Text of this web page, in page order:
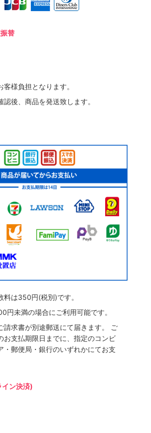
替
様負担となります。
認後、商品を発送致します。
料は350円(税別)です。
円未満の場合にご利用可能です。
請求書が別途郵送にて届きます。 ご
お支払期限日までに、指定のコンビ
・郵便局・銀行のいずれかにてお支
ン決済)